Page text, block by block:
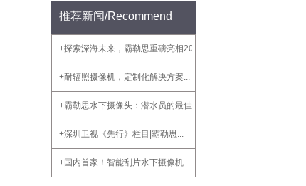
推荐新闻/Recommend
+探索深海未来，霸勒思重磅亮相2025年中国海洋经济博览会
+耐辐照摄像机，定制化解决方案...
+霸勒思水下摄像头：潜水员的最佳...
+深圳卫视《先行》栏目|霸勒思...
+国内首家！智能刮片水下摄像机...